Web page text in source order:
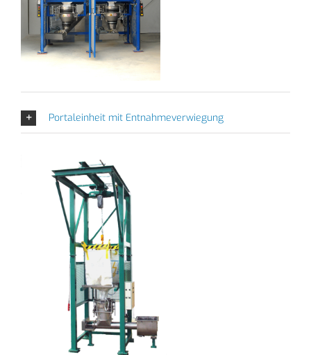
Portaleinheit mit Entnahmeverwiegung